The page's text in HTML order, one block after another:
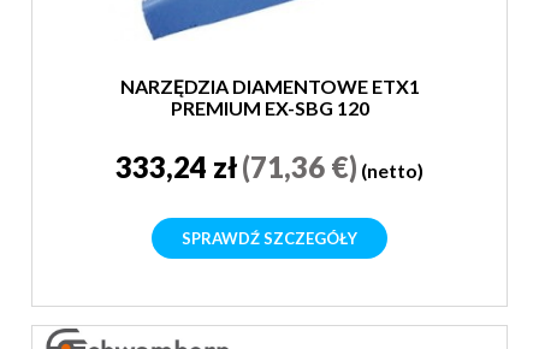
NARZĘDZIA DIAMENTOWE ETX1
PREMIUM EX-SBG 120
333,24 zł(71,36 €) (netto)
SPRAWDŹ SZCZEGÓŁY